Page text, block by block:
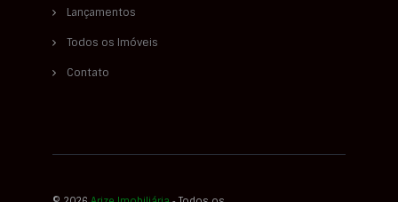
Lançamentos
Todos os Imóveis
Contato